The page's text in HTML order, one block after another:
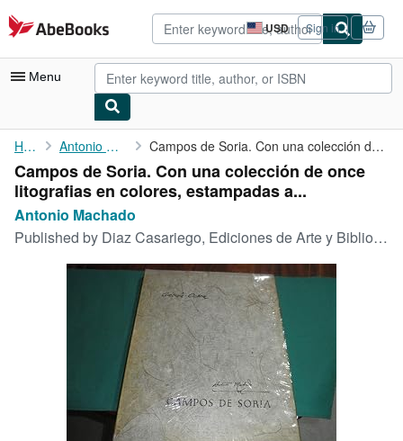
Skip to main content
AbeBooks.com USD
Site
shopping
preferences
Sign in
Menu
My Account
My Purchases
Advanced Search
Browse Collections
Rare Books
Home Antonio Machado Campos de Soria. Con una colección de once litografias en ...
Campos de Soria. Con una colección de once
litografias en colores, estampadas a...
Antonio Machado
Published by Diaz Casariego, Ediciones de Arte y Bibliofilia, Madrid, 1972